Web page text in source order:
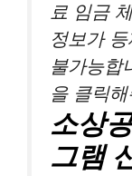
료 임금
정보가
불가능합
을 클릭
소상
그램